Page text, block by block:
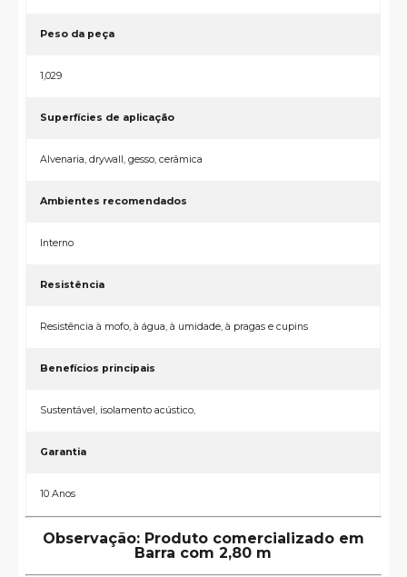
Peso da peça
1,029
Superfícies de aplicação
Alvenaria, drywall, gesso, cerâmica
Ambientes recomendados
Interno
Resistência
Resistência à mofo, à água, à umidade, à pragas e cupins
Benefícios principais
Sustentável, isolamento acústico,
Garantia
10 Anos
Observação: Produto comercializado em
Barra com 2,80 m